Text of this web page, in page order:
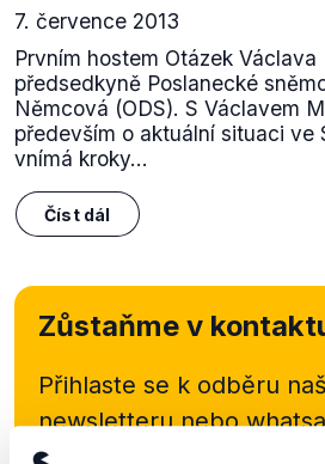
7. července 2013
Prvním hostem Otázek
předsedkyně Poslanecké
Němcová (ODS). S Václavem
především o aktuální situaci ve
vnímá kroky...
Číst dál
Zůstaňme v
Přihlaste se k odběru
newsletteru nebo
kanálu, kde pravidelně